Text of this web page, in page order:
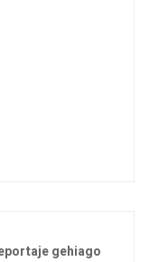
gehiago